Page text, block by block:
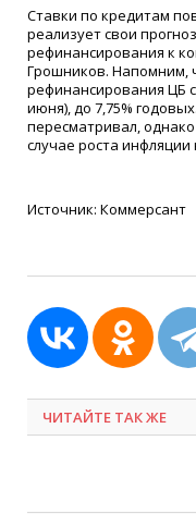
Ставки по кредитам
реализует свои
рефинансирования к
Грошников. Напомним,
рефинансирования ЦБ
июня), до 7,75%
пересматривал,
случае роста инфляции
Источник: Коммерсант
ЧИТАЙТЕ ТАК ЖЕ